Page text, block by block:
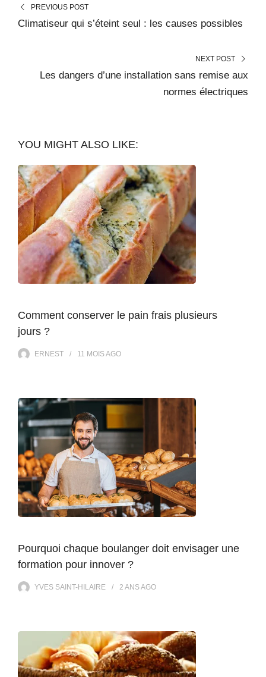
PREVIOUS POST
Climatiseur qui s’éteint seul : les causes possibles
NEXT POST
Les dangers d’une installation sans remise aux
normes électriques
YOU MIGHT ALSO LIKE:
Comment conserver le pain frais plusieurs
jours ?
ERNEST 11 MOISAGO
Pourquoi chaque boulanger doit envisager une
formation pour innover ?
YVES SAINT-HILAIRE 2 ANSAGO